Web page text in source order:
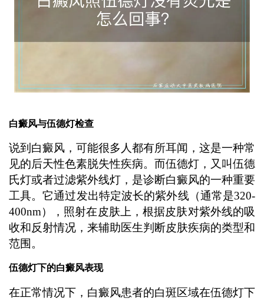
白癜风与伍德灯检查
说到白癜风，可能很多人都有所耳闻，这是一种常
见的后天性色素脱失性疾病。而伍德灯，又叫伍德
氏灯或者过滤紫外线灯，是诊断白癜风的一种重要
工具。它通过发出特定波长的紫外线（通常是320-
400nm），照射在皮肤上，根据皮肤对紫外线的吸
收和反射情况，来辅助医生判断皮肤疾病的类型和
范围。
伍德灯下的白癜风表现
在正常情况下，白癜风患者的白斑区域在伍德灯下